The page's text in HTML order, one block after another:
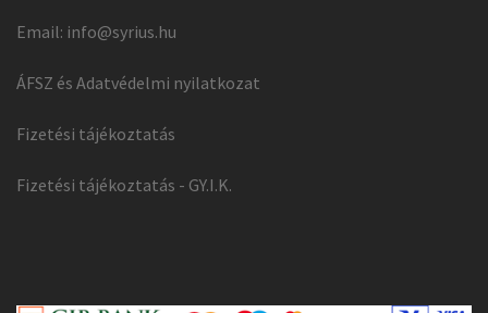
Email: info@syrius.hu
ÁFSZ és Adatvédelmi nyilatkozat
Fizetési tájékoztatás
Fizetési tájékoztatás - GY.I.K.